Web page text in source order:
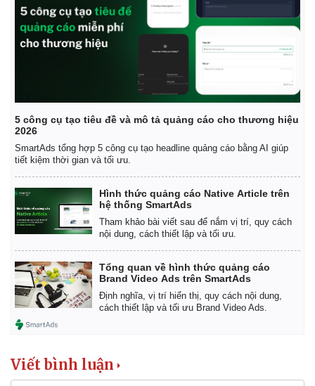
5 công cụ tạo tiêu đề và mô tả quảng cáo cho thương hiệu
2026
SmartAds tổng hợp 5 công cụ tạo headline quảng cáo bằng AI giúp
tiết kiệm thời gian và tối ưu.
Hình thức quảng cáo Native Article trên
hệ thống SmartAds
Tham khảo bài viết sau để nắm vị trí, quy cách
nội dung, cách thiết lập và tối ưu.
Tổng quan về hình thức quảng cáo
Brand Video Ads trên SmartAds
Định nghĩa, vị trí hiển thị, quy cách nội dung,
cách thiết lập và tối ưu Brand Video Ads.
Viết bình luận